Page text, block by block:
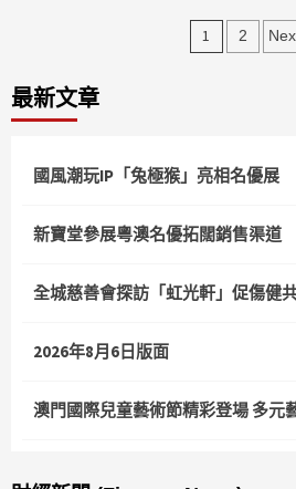
文
1 2
最新文章
國風潮玩IP「兔極猴」亮相名優展
新寶堂參展粵澳名優拓闊銷售渠道
全城慈善會探訪「虹光軒」促傷健
2026年8月6日版面
澳門國際兒童藝術節精彩登場 多元